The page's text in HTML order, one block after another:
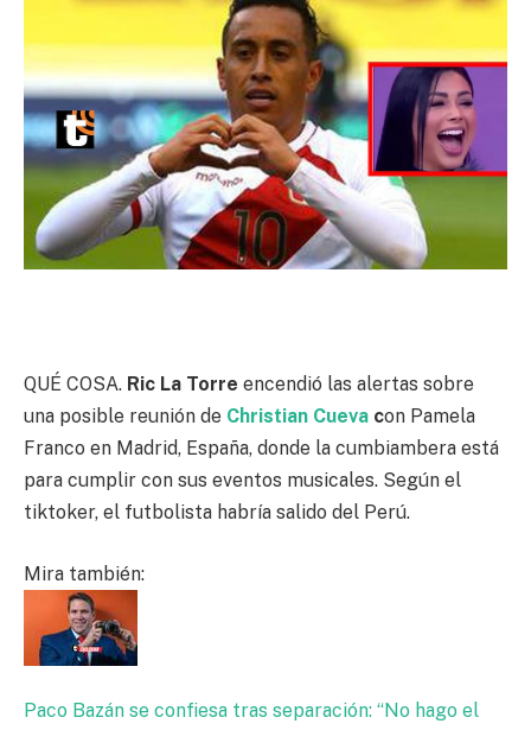
QUÉ COSA. Ric La Torre encendió las alertas sobre
una posible reunión de Christian Cueva con Pamela
Franco en Madrid, España, donde la cumbiambera está
para cumplir con sus eventos musicales. Según el
tiktoker, el futbolista habría salido del Perú.
Mira también:
Paco Bazán se confiesa tras separación: “No hago el